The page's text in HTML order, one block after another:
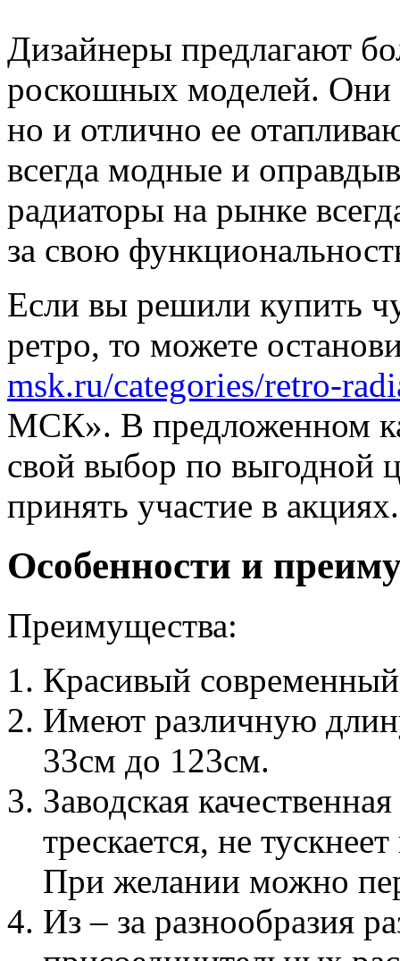
Дизайнеры предлагают
роскошных моделей. Они
но и отлично ее
всегда модные и
радиаторы на рынке
за свою
Если вы решили купить
ретро, то можете
msk.ru/categories/retro-
МСК». В предложенном
свой выбор по выгодной
принять участие в акциях.
Особенности и
Преимущества:
Красивый
Имеют различную
33см до 123см.
Заводская
трескается, не
При желании можно
Из – за разнообразия